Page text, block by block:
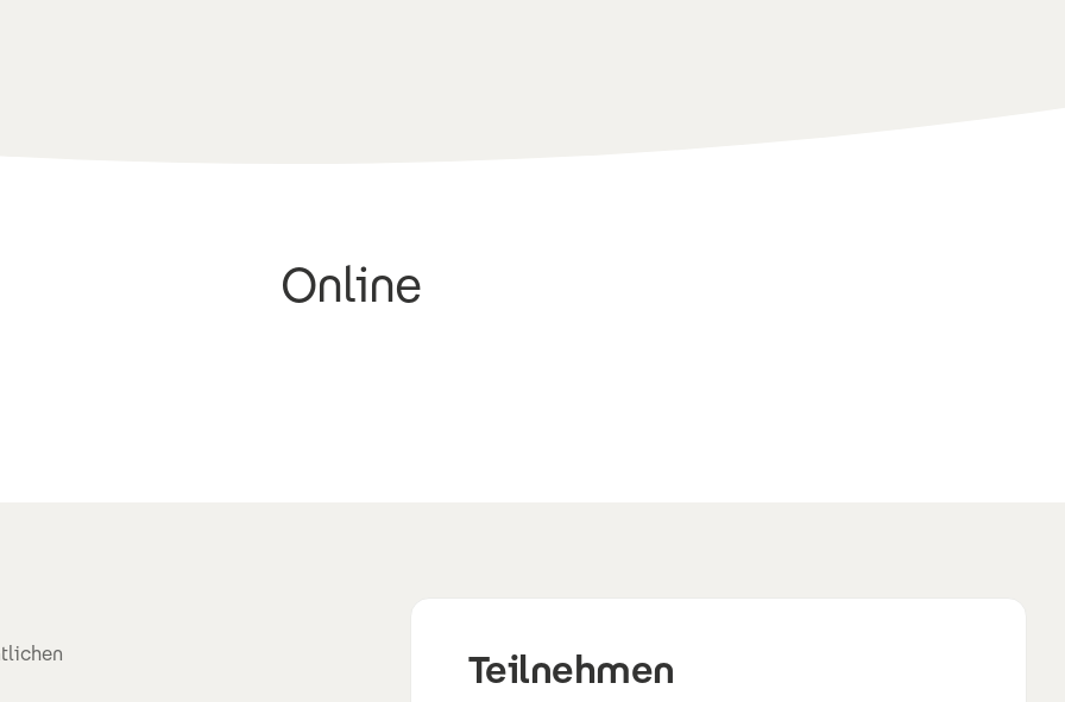
Online
Teilnehmen